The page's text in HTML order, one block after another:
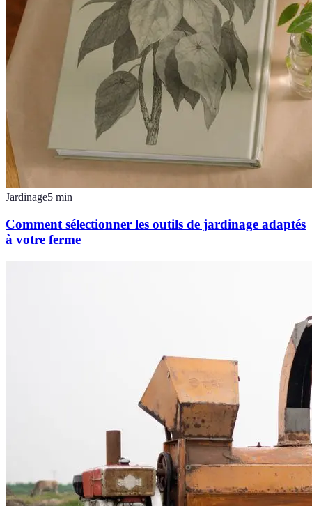
Jardinage5 min
Comment sélectionner les outils de jardinage adaptés
à votre ferme